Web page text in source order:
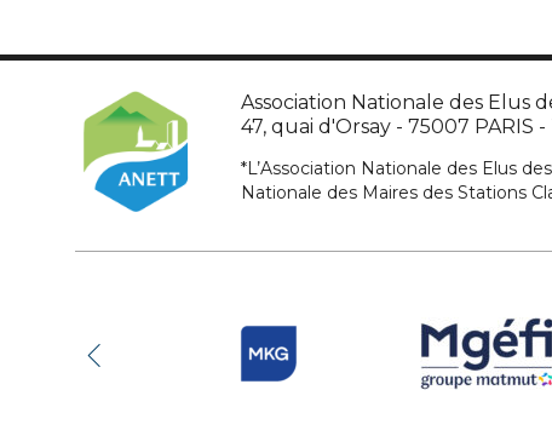
Association Nationale des Elus
47, quai d'Orsay - 75007 PARIS -
*L’Association Nationale des Elus
Nationale des Maires des Stations